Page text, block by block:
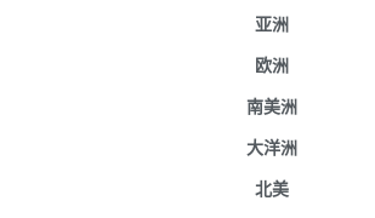
亚洲
欧洲
南美洲
大洋洲
北美